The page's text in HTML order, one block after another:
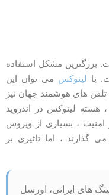
بزرگترین مشکل استفاده
بالینوکس می توان این
برطرف کرد. سیستم عامل 80٪ تلفن های هوشمند جهان نیز
لینوکس در اندروید
، بسیاری از ویروس
، اما تاثیری بر
90 % هاستینگ های ایرانی، اورسل